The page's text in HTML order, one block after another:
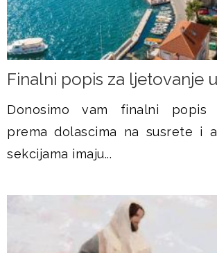
Finalni popis za ljetovanje
Donosimo vam finalni popis
prema dolascima na susrete i
sekcijama imaju...